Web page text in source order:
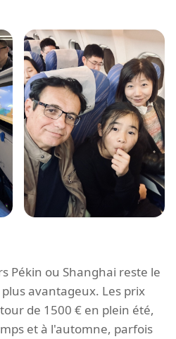
Pékin ou Shanghai reste le
avantageux. Les prix
de 1500 € en plein été,
et à l'automne, parfois